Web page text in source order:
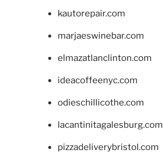
kautorepair.com
marjaeswinebar.com
elmazatlanclinton.com
ideacoffeenyc.com
odieschillicothe.com
lacantinitagalesburg.com
pizzadeliverybristol.com